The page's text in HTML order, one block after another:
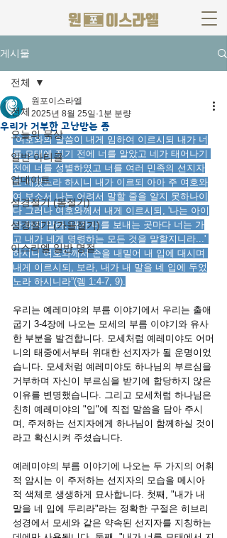
게시물
전체
오늘의 묵상
일반 아티클
업데이트
성경절기 (봄절기)
성경절기 (가을절기)
이스라엘 일반 명절
전체
우리가 거부한 고난받는 종
원포이스라엘
2025년 8월 25일 1분 분량
“여호와의 말씀이 내게 임하여 이르시되 내가 너
를 모태에 짓기 전에 너를 알았고 네가 태어나기
전에 너를 성별하였고 너를 여러 민족의 선지자
로 세웠노라 하시니 내가 이르되 아아 주 여호와
여 보소서 나는 어려서 말할 줄을 알지 못하나이
다 그러나 여호와께서 내게 이르시되, '나는 아이
라 하지 말라. 내가 너를 보내는 곳마다 너는 가
고 내가 네게 명령하는 모든 것을 말할지니라...'
하시니 여호와께서 손을 내밀어 내 입에 대시며
내게 이르시되, 보라, 내가 내 말을 네 입에 두었
노라 하시니라”(렘 1:4-7, 9).
우리는 예레미야의 부름 이야기에서 우리는 출애
굽기 3-4장에 나오는 모세의 부름 이야기와 유사
한 부분을 발견합니다. 모세처럼 예레미야도 어머
니의 태중에서부터 위대한 선지자가 될 운명이었
습니다. 모세처럼 예레미야도 하나님의 부르심을
거부하며 자신이 부르심을 받기에 합당하지 않은
이유를 변명했습니다. 그리고 모세처럼 하나님은
친히 예레미야의 "입"에 직접 말씀을 담아 주시
며, 주저하는 선지자에게 하나님이 함께하실 것이
라고 확신시켜 주셨습니다.
예레미야의 부름 이야기에 나오는 두 가지의 어휘
적 암시는 이 주저하는 선지자의 모습을 메시아
적 색체로 생생하게 묘사합니다. 첫째, "내가 내
말을 네 입에 두리라"라는 정확한 구절은 히브리
성경에서 모세와 같은 약속된 선지자를 지칭하는